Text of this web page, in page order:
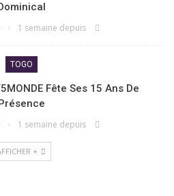
1 semaine depuis
TOGO
Fête Ses 15 Ans De
Présence
1 semaine depuis
+